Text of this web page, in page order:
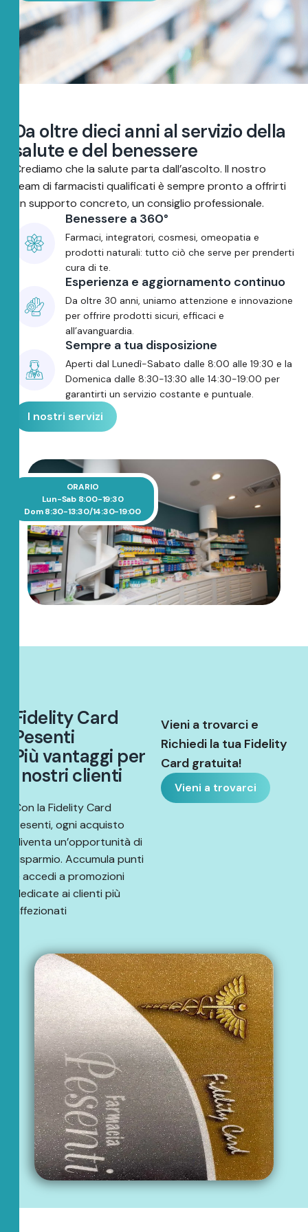
Da oltre dieci anni alservizio della
salute e del benessere
Crediamo che la salute parta dall’ascolto. Il nostro
team di farmacisti qualificati è sempre pronto a offrirti
un supporto concreto, un consiglio professionale.
Benessere a 360°
Farmaci, integratori, cosmesi, omeopatia e
prodotti naturali: tutto ciò che serve per prenderti
cura di te.
Esperienza e aggiornamento continuo
Da oltre 30 anni, uniamo attenzione e innovazione
per offrire prodotti sicuri, efficaci e
all’avanguardia.
Sempre a tua disposizione
Aperti dal Lunedì-Sabato dalle 8:00 alle 19:30 e la
Domenica dalle 8:30-13:30 alle 14:30-19:00 per
garantirti un servizio costante e puntuale.
I nostri servizi
ORARIO
Lun-Sab 8:00-19:30
Dom 8:30-13:30/14:30-19:00
FidelityCard
Pesenti
Piùvantaggi per
nostri clienti
Con la Fidelity Card
Pesenti, ogni acquisto
diventa un’opportunità di
risparmio. Accumula punti
e accedi a promozioni
dedicate ai clienti più
affezionati
Vieni a trovarci e
Richiedi la tua Fidelity
Card gratuita!
Vieni a trovarci